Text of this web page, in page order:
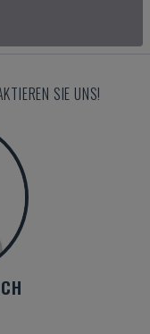
SIE UNS!